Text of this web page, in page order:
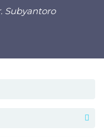
Subyantoro